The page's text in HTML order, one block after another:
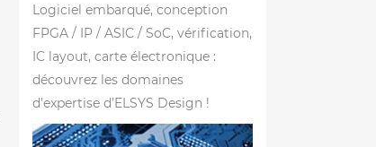
Logiciel embarqué, conception
FPGA / IP / ASIC / SoC, vérification,
IC layout, carte électronique :
découvrez les domaines
d’expertise d’ELSYS Design !